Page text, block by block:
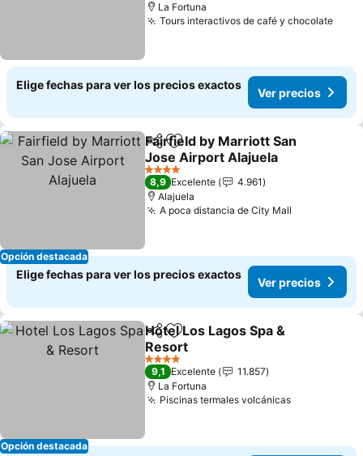
La Fortuna
Tours interactivos de café y chocolate
Elige fechas para ver los precios exactos
Ver precios
Opción destacada
CompartirAgregar a favoritos
Fairfield by Marriott San
Jose Airport Alajuela
4 Estrellas
8,9 Excelente
4.961
Alajuela
A poca distancia de City Mall
Elige fechas para ver los precios exactos
Ver precios
Opción destacada
CompartirAgregar a favoritos
Hotel Los Lagos Spa &
Resort
4 Estrellas
9,1 Excelente
11.857
La Fortuna
Piscinas termales volcánicas